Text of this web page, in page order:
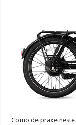
Como de praxe